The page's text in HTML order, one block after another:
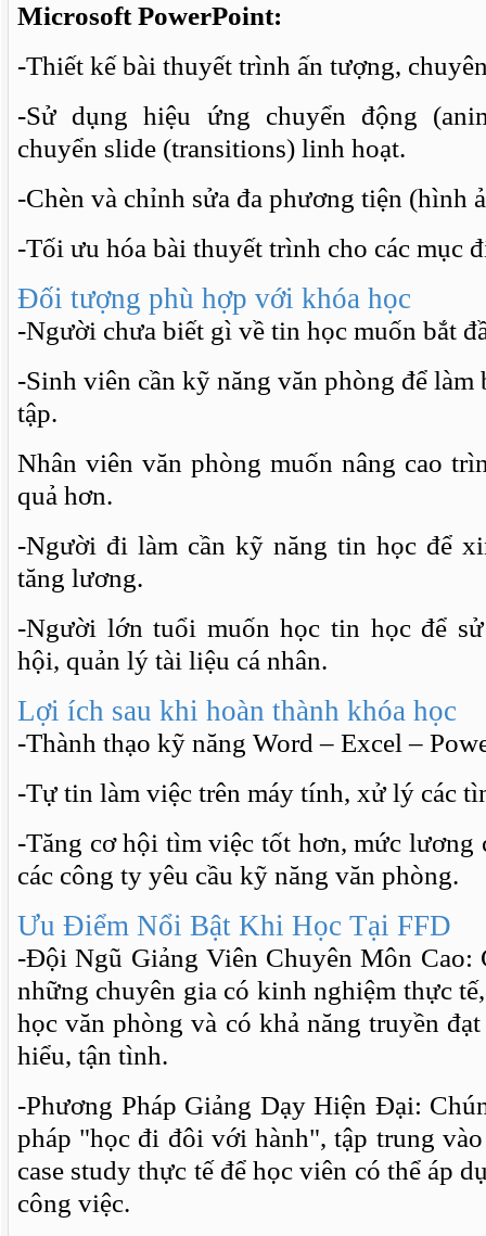
Microsoft PowerPoint:
-Thiết kế bài thuyết trình ấn tượng,
-Sử dụng hiệu ứng chuyển động
chuyển slide (transitions) linh hoạt.
-Chèn và chỉnh sửa đa phương tiện (hình
-Tối ưu hóa bài thuyết trình cho các mục
Đối tượng phù hợp với khóa học
-Người chưa biết gì về tin học muốn bắt
-Sinh viên cần kỹ năng văn phòng để làm
tập.
Nhân viên văn phòng muốn nâng cao
quả hơn.
-Người đi làm cần kỹ năng tin học để
tăng lương.
-Người lớn tuổi muốn học tin học để
hội, quản lý tài liệu cá nhân.
Lợi ích sau khi hoàn thành khóa học
-Thành thạo kỹ năng Word – Excel –
-Tự tin làm việc trên máy tính, xử lý các
-Tăng cơ hội tìm việc tốt hơn, mức lương
các công ty yêu cầu kỹ năng văn phòng.
Ưu Điểm Nổi Bật Khi Học Tại FFD
-Đội Ngũ Giảng Viên Chuyên Môn Cao:
những chuyên gia có kinh nghiệm thực
học văn phòng và có khả năng truyền
hiểu, tận tình.
-Phương Pháp Giảng Dạy Hiện Đại:
pháp "học đi đôi với hành", tập trung
case study thực tế để học viên có thể áp
công việc.